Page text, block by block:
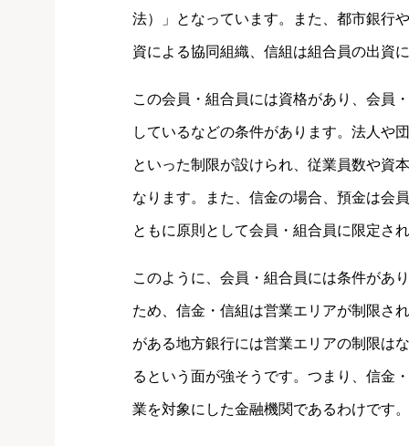
法）」となっています。また、都市銀行
資による協同組織、信組は組合員の出資
この会員・組合員には資格があり、会員
しているなどの条件があります。法人や
といった制限が設けられ、従業員数や資
なります。また、信金の場合、預金は会
ともに原則として会員・組合員に限定さ
このように、会員・組合員には条件があ
ため、信金・信組は営業エリアが制限さ
がある地方銀行には営業エリアの制限は
るという面が強そうです。つまり、信金
業を対象にした金融機関であるわけです。